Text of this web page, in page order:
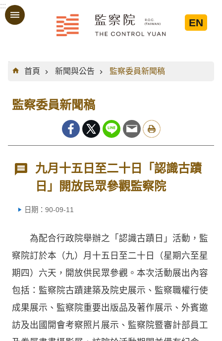
跳到主要內容區塊
:::
EN
:::
首頁
新聞與公告 監察委員新聞稿
監察委員新聞稿
九月十五日至二十日「認識古蹟
日」開放民眾參觀監察院
日期：90-09-11
為配合行政院舉辦之「認識古蹟日」活動，監
察院訂於本（九）月十五日至二十日（星期六至星
期四）六天，開放供民眾參觀。本次活動展出內容
包括：監察院古蹟建築及院史展示、監察職權行使
成果展示、監察院重要出版品及著作展示、外賓邀
訪及出國開會考察照片展示、監察院暨審計部員工